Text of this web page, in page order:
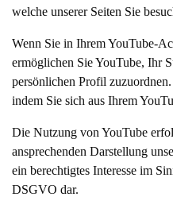
welche unserer Seiten Sie
Wenn Sie in Ihrem YouTube-
ermöglichen Sie YouTube, Ihr
persönlichen Profil
indem Sie sich aus Ihrem
Die Nutzung von YouTube
ansprechenden Darstellung
ein berechtigtes Interesse im
DSGVO dar.